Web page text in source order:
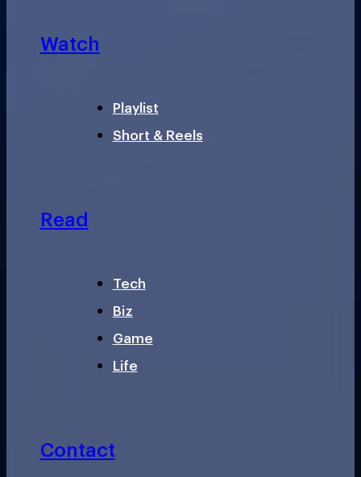
Watch
Playlist
Short & Reels
Read
Tech
Biz
Game
Life
Contact